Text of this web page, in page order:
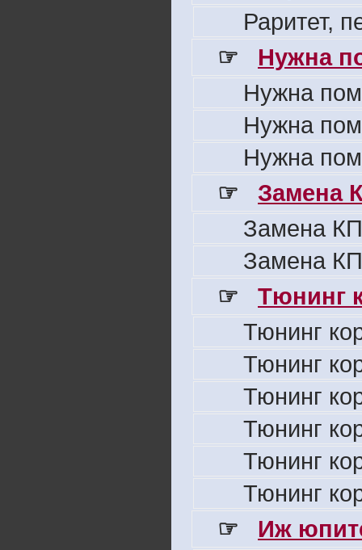
Раритет,
☞
Нужна
Нужна
Нужна
Нужна
☞
Замена
Замена
Замена
☞
Тюнинг
Тюнинг
Тюнинг
Тюнинг
Тюнинг
Тюнинг
Тюнинг
☞
Иж